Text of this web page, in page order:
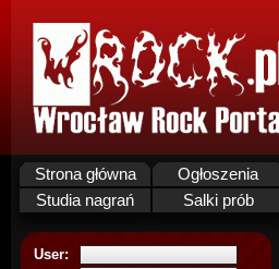
Strona główna Ogłoszenia
Studia nagrań
Salki prób
User: